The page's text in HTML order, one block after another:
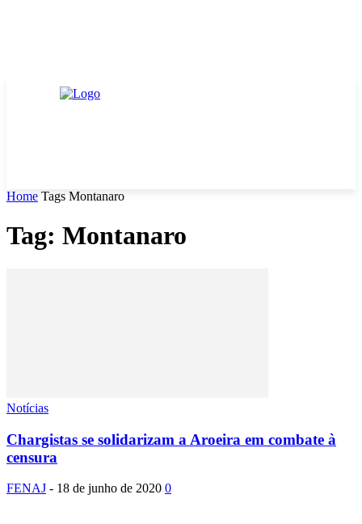
Home Tags Montanaro
Tag: Montanaro
Notícias
Chargistas se solidarizam a Aroeira em combate à
censura
FENAJ - 18 de junho de 2020 0